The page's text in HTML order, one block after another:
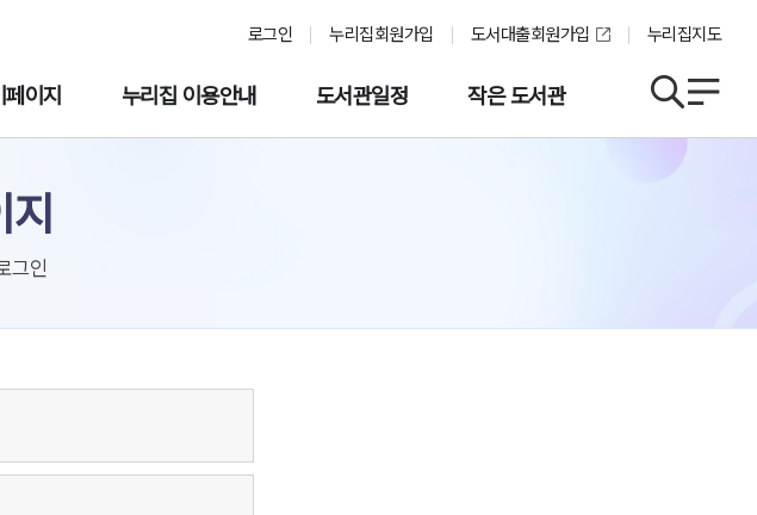
로그인 누리집회원가입 도서대출회원가입 누리집지도
이지 누리집 이용안내 도서관일정 작은 도서관
그인